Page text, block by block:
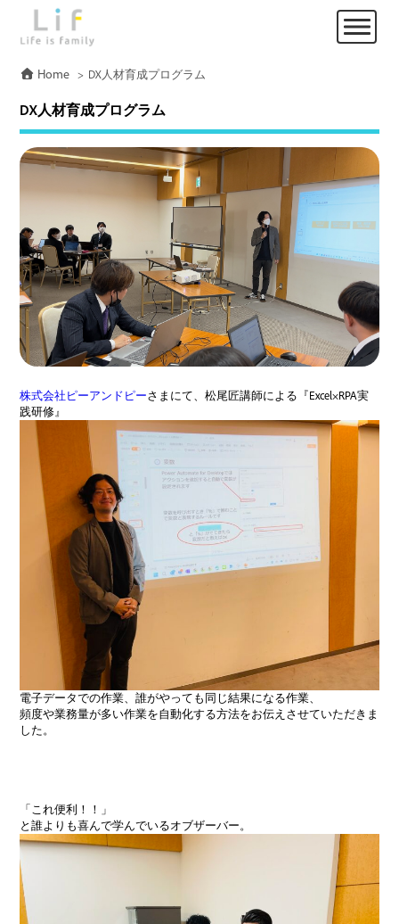
Home DX人材育成プログラム
DX人材育成プログラム
株式会社ピーアンドピーさまにて、松尾匠講師による『Excel×RPA実
践研修』
電子データでの作業、誰がやっても同じ結果になる作業、
頻度や業務量が多い作業を自動化する方法をお伝えさせていただきま
した。
「これ便利！！」
と誰よりも喜んで学んでいるオブザーバー。